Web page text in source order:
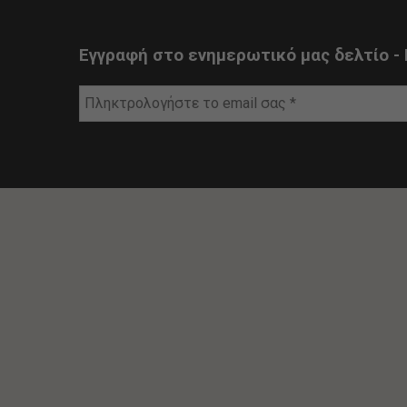
Εγγραφή στο ενημερωτικό μας δελτίο